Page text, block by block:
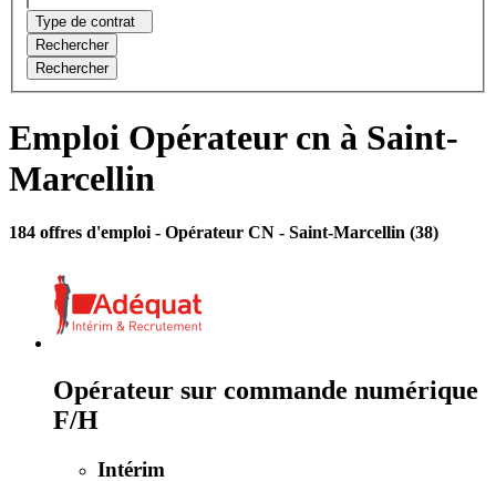
Type de contrat
Rechercher
Rechercher
Emploi Opérateur cn à Saint-
Marcellin
184 offres d'emploi - Opérateur CN - Saint-Marcellin (38)
Opérateur sur commande numérique
F/H
Intérim